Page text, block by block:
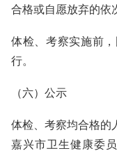
合格或自愿放弃的依
体检、考察实施前
行。
（六）公示
体检、考察均合格的
嘉兴市卫生健康委